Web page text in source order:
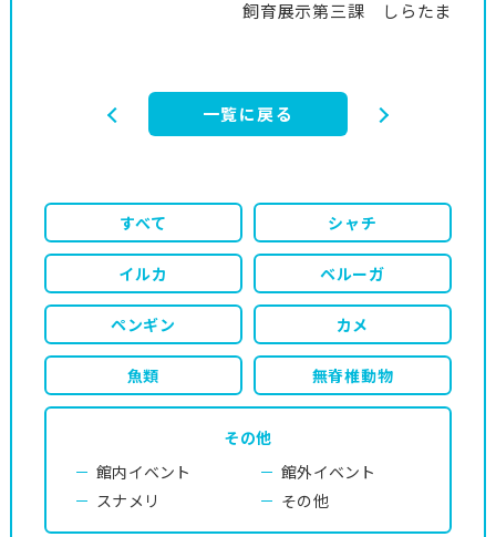
飼育展示第三課 しらたま
一覧に戻る
すべて シャチ
イルカ ベルーガ
ペンギン カメ
魚類 無脊椎動物
その他
館内イベント
館外イベント
スナメリ
その他